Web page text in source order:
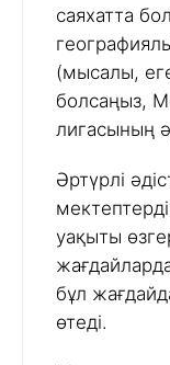
саяхатта
(мысалы,
болсаңыз,
лигасының
Әртүрлі
уақыты
бұл
өтеді.